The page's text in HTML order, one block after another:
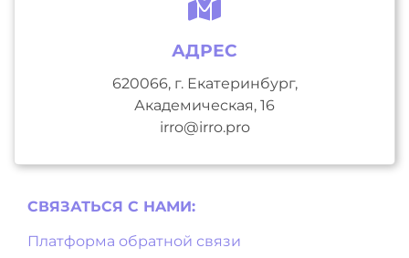
АДРЕС
620066, г. Екатеринбург,
Академическая, 16
irro@irro.pro
СВЯЗАТЬСЯ С НAМИ:
Платформа обратной связи